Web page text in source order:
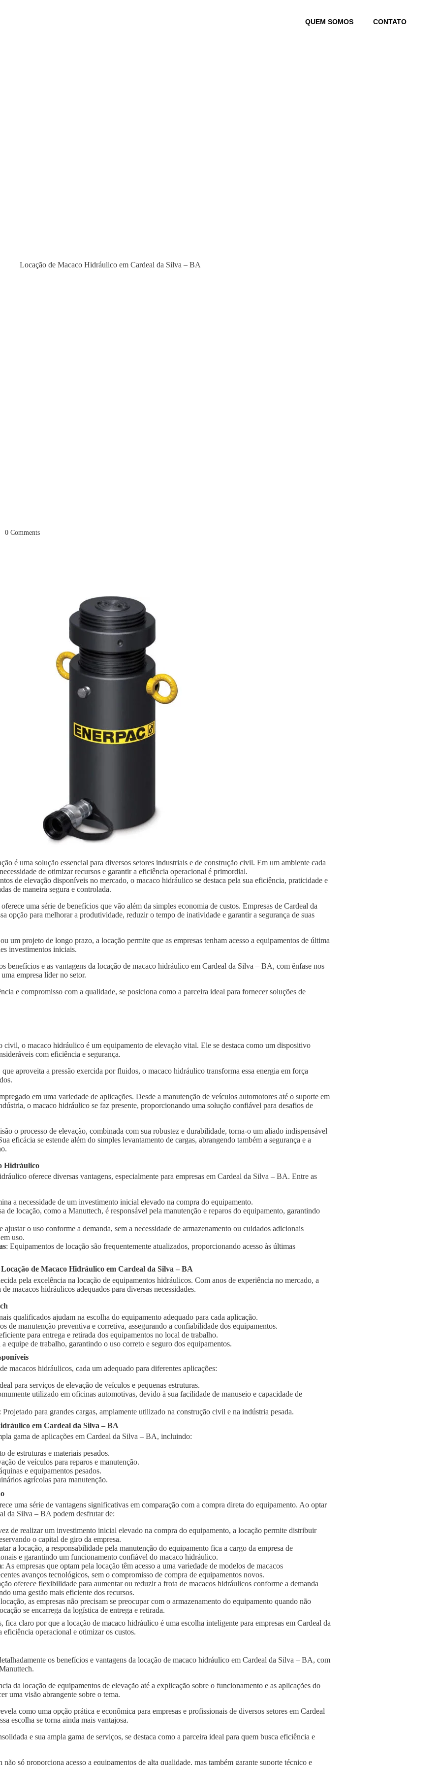
QUEM SOMOS CONTATO
Locação de Macaco Hidráulico em Cardeal da Silva – BA
0 Comments
é uma solução essencial para diversos setores industriais e de construção civil. Em um ambiente cada
de otimizar recursos e garantir a eficiência operacional é primordial.
de elevação disponíveis no mercado, o macaco hidráulico se destaca pela sua eficiência, praticidade e
de maneira segura e controlada.
oferece uma série de benefícios que vão além da simples economia de custos. Empresas de Cardeal da
opção para melhorar a produtividade, reduzir o tempo de inatividade e garantir a segurança de suas
um projeto de longo prazo, a locação permite que as empresas tenham acesso a equipamentos de última
investimentos iniciais.
benefícios e as vantagens da locação de macaco hidráulico em Cardeal da Silva – BA, com ênfase nos
empresa líder no setor.
e compromisso com a qualidade, se posiciona como a parceira ideal para fornecer soluções de
civil, o macaco hidráulico é um equipamento de elevação vital. Ele se destaca como um dispositivo
com eficiência e segurança.
aproveita a pressão exercida por fluidos, o macaco hidráulico transforma essa energia em força
em uma variedade de aplicações. Desde a manutenção de veículos automotores até o suporte em
o macaco hidráulico se faz presente, proporcionando uma solução confiável para desafios de
o processo de elevação, combinada com sua robustez e durabilidade, torna-o um aliado indispensável
eficácia se estende além do simples levantamento de cargas, abrangendo também a segurança e a
Hidráulico
oferece diversas vantagens, especialmente para empresas em Cardeal da Silva – BA. Entre as
a necessidade de um investimento inicial elevado na compra do equipamento.
de locação, como a Manuttech, é responsável pela manutenção e reparos do equipamento, garantindo
ajustar o uso conforme a demanda, sem a necessidade de armazenamento ou cuidados adicionais
uso.
: Equipamentos de locação são frequentemente atualizados, proporcionando acesso às últimas
de Macaco Hidráulico em Cardeal da Silva – BA
pela excelência na locação de equipamentos hidráulicos. Com anos de experiência no mercado, a
macacos hidráulicos adequados para diversas necessidades.
qualificados ajudam na escolha do equipamento adequado para cada aplicação.
de manutenção preventiva e corretiva, assegurando a confiabilidade dos equipamentos.
para entrega e retirada dos equipamentos no local de trabalho.
a equipe de trabalho, garantindo o uso correto e seguro dos equipamentos.
macacos hidráulicos, cada um adequado para diferentes aplicações:
para serviços de elevação de veículos e pequenas estruturas.
utilizado em oficinas automotivas, devido à sua facilidade de manuseio e capacidade de
Projetado para grandes cargas, amplamente utilizado na construção civil e na indústria pesada.
em Cardeal da Silva – BA
gama de aplicações em Cardeal da Silva – BA, incluindo:
de estruturas e materiais pesados.
de veículos para reparos e manutenção.
e equipamentos pesados.
agrícolas para manutenção.
uma série de vantagens significativas em comparação com a compra direta do equipamento. Ao optar
da Silva – BA podem desfrutar de:
de realizar um investimento inicial elevado na compra do equipamento, a locação permite distribuir
o capital de giro da empresa.
a locação, a responsabilidade pela manutenção do equipamento fica a cargo da empresa de
e garantindo um funcionamento confiável do macaco hidráulico.
: As empresas que optam pela locação têm acesso a uma variedade de modelos de macacos
avanços tecnológicos, sem o compromisso de compra de equipamentos novos.
oferece flexibilidade para aumentar ou reduzir a frota de macacos hidráulicos conforme a demanda
uma gestão mais eficiente dos recursos.
as empresas não precisam se preocupar com o armazenamento do equipamento quando não
se encarrega da logística de entrega e retirada.
fica claro por que a locação de macaco hidráulico é uma escolha inteligente para empresas em Cardeal da
operacional e otimizar os custos.
os benefícios e vantagens da locação de macaco hidráulico em Cardeal da Silva – BA, com
da locação de equipamentos de elevação até a explicação sobre o funcionamento e as aplicações do
uma visão abrangente sobre o tema.
como uma opção prática e econômica para empresas e profissionais de diversos setores em Cardeal
escolha se torna ainda mais vantajosa.
e sua ampla gama de serviços, se destaca como a parceira ideal para quem busca eficiência e
só proporciona acesso a equipamentos de alta qualidade, mas também garante suporte técnico e